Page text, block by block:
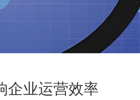
企业运营效率